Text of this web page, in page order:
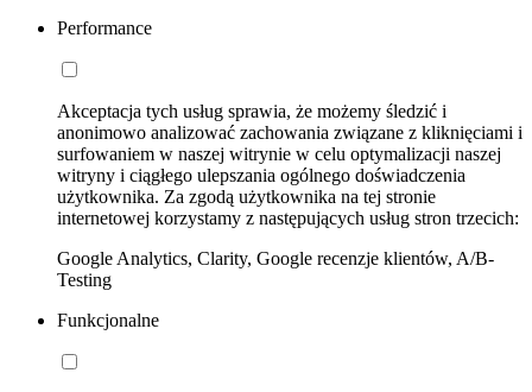
Performance
Akceptacja tych usług sprawia, że możemy śledzić i
anonimowo analizować zachowania związane z kliknięciami i
surfowaniem w naszej witrynie w celu optymalizacji naszej
witryny i ciągłego ulepszania ogólnego doświadczenia
użytkownika. Za zgodą użytkownika na tej stronie
internetowej korzystamy z następujących usług stron trzecich:
Google Analytics, Clarity, Google recenzje klientów, A/B-
Testing
Funkcjonalne